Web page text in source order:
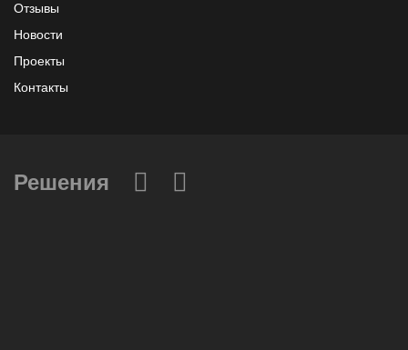
Отзывы
Новости
Проекты
Контакты
Решения